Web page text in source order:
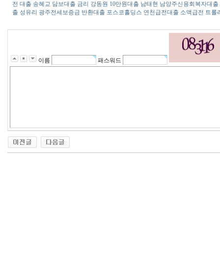
전 대출 송혜교 담보대출 금리 강동원 10만원대출 남태현 남양주신용회복자대출
출 성유리 광주전세보증금 반환대출 포스코홀딩스 연천급전대출 소액급전 트롤
이름 패스워드